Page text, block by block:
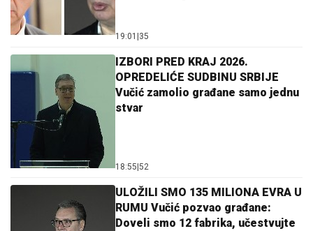
19:01 35
IZBORI PRED KRAJ 2026.
OPREDELIĆE SUDBINU SRBIJE
Vučić zamolio građane samo jednu
stvar
18:55 52
ULOŽILI SMO 135 MILIONA EVRA U
RUMU Vučić pozvao građane:
Doveli smo 12 fabrika, učestvujte